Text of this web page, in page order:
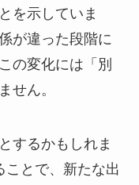
を示していま
が違った段階に
の変化には「別
せん。
するかもしれま
ことで、新たな出